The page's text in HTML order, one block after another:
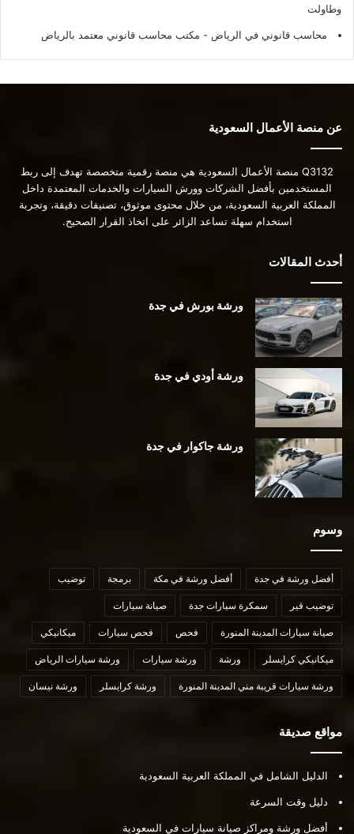
وطاولت
محاسب قانوني في الرياض - مكتب محاسب قانوني معتمد بالرياض
عن منصة الأعمال السعودية
Q3132 منصة الأعمال السعودية هي منصة رقمية متخصصة تهدف إلى ربط
المستخدمين بأفضل الشركات وورش السيارات والخدمات المعتمدة داخل
المملكة العربية السعودية، من خلال محتوى موثوق، تصنيفات دقيقة، وتجربة
استخدام سهلة تساعد الزائر على اتخاذ القرار الصحيح.
أحدث المقالات
ورشة بورش في جدة
ورشة أودي في جدة
ورشة جاكوار في جدة
وسوم
أفضل ورشة في جدة أفضل ورشة في مكة برمجة توضيب
توضيب قير سمكرة سيارات جدة صيانة سيارات
صيانة سيارات المدينة المنورة فحص فحص سيارات ميكانيكي
ميكانيكي كرايسلر ورشة ورشة سيارات ورشة سيارات الرياض
ورشة سيارات قريبة مني المدينة المنورة ورشة كرايسلر ورشة نيسان
مواقع صديقة
الدليل الشامل في المملكة العربية السعودية
دليل وقت السرعة
أفضل ورشة ومراكز صيانة سيارات في السعودية